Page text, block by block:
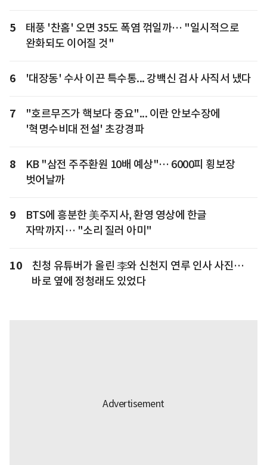
5
태풍 '찬홈' 오면 35도 폭염 꺾일까… "일시적으로
완화되도 이어질 것"
6 '대장동' 수사 이끈 특수통... 강백신 검사 사직서 냈다
7
"호르무즈가 핵보다 중요"... 이란 안보수장에
'혁명수비대 전설' 초강경파
8
KB "삼전 주주환원 10배 예상"… 6000피 횡보장
벗어날까
9
BTS에 흥분한 美주지사, 환영 영상에 한글
자막까지… "소리 질러 아미"
10
친청 유튜버가 올린 李와 신천지 연루 인사 사진…
바로 옆에 정청래도 있었다